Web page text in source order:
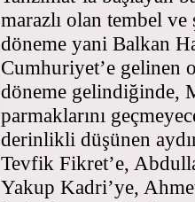
marazlı olan tembel
döneme yani Balkan
Cumhuriyet’e gelinen
döneme gelindiğinde,
parmaklarını
derinlikli düşünen
Tevfik Fikret’e,
Yakup Kadri’ye,